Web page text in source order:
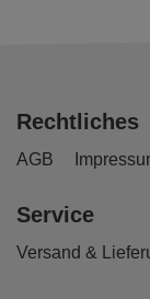
Rechtliches
AGB
Service
Versand &